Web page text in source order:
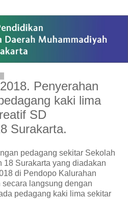
Penyerahan
kaki lima
SD
Surakarta.
pedagang sekitar Sekolah
18 Surakarta yang diadakan
di Pendopo Kalurahan
langsung dengan
pedagang kaki lima sekitar